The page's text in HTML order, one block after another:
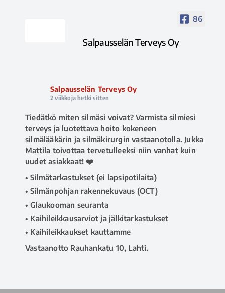
86
Salpausselän Terveys Oy
Salpausselän Terveys Oy
2 viikkoja hetki sitten
Tiedätkö miten silmäsi voivat? Varmista silmiesi
terveys ja luotettava hoito kokeneen
silmälääkärin ja silmäkirurgin vastaanotolla. Jukka
Mattila toivottaa tervetulleeksi niin vanhat kuin
uudet asiakkaat! ❤️
• Silmätarkastukset (ei lapsipotilaita)
• Silmänpohjan rakennekuvaus (OCT)
• Glaukooman seuranta
• Kaihileikkausarviot ja jälkitarkastukset
• Kaihileikkaukset kauttamme
Vastaanotto Rauhankatu 10, Lahti.
#salpausselänterveys #terveyspalvelut